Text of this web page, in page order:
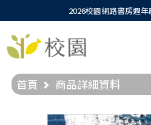
2026校園網路書房週
首頁 商品詳細資料